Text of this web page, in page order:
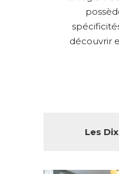
découvrir
Les